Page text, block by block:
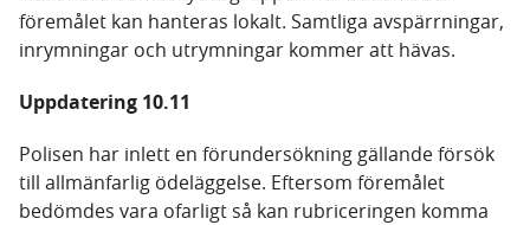
föremålet kan hanteras lokalt. Samtliga avspärrningar,
inrymningar och utrymningar kommer att hävas.
Uppdatering 10.11
Polisen har inlett en förundersökning gällande försök
till allmänfarlig ödeläggelse. Eftersom föremålet
bedömdes vara ofarligt så kan rubriceringen komma